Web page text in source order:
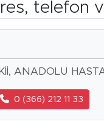
telefon
ANADOLU
0 (366) 212 11 33